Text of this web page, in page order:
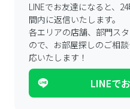
LINEでお友達になると、
間内に返信いたします。
各エリアの店舗、部門ス
ので、 お部屋探しのご相
応いたします！
LINEで